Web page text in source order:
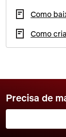
Como
Como
Precisa de